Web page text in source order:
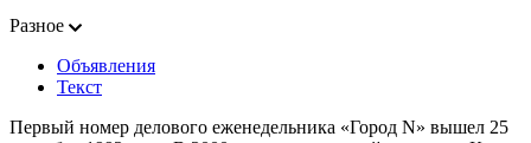
Разное
Объявления
Текст
Первый номер делового еженедельника «Город N» вышел 25